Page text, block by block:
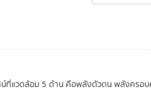
น์ที่แวดล้อม 5 ด้าน คือพลังตัวตน พลังครอ